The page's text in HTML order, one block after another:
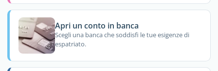
Apri un conto in banca
Scegli una banca che soddisfi le tue esigenze di
espatriato.